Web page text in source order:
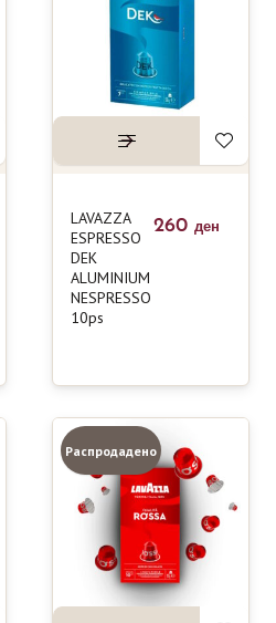
LAVAZZA
ESPRESSO
DEK
ALUMINIUM
NESPRESSO
10ps
260 ден
Распродадено